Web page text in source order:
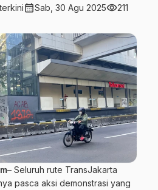
calendar_monthSab, 30 Agu 2025visibility211
– Seluruh rute TransJakarta
pasca aksi demonstrasi yang